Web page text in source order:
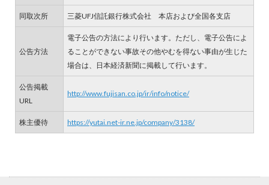
同取次所 三菱UFJ信託銀行株式会社 本店および全国各支店
公告方法
電子公告の方法により行います。ただし、電子公告によ
ることができない事故その他やむを得ない事由が生じた
場合は、日本経済新聞に掲載して行います。
公告掲載
URL
http://www.fujisan.co.jp/ir/info/notice/
株主優待 https://yutai.net-ir.ne.jp/company/3138/